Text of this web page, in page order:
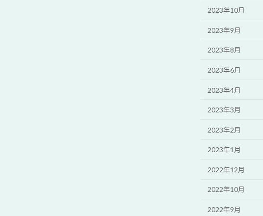
2023年10月
2023年9月
2023年8月
2023年6月
2023年4月
2023年3月
2023年2月
2023年1月
2022年12月
2022年10月
2022年9月